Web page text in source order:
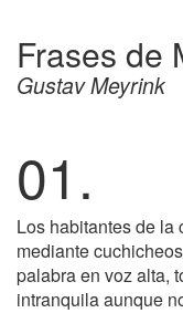
Frases de
Gustav Meyrink
01.
Los habitantes de la
mediante
palabra en voz alta,
intranquila aunque